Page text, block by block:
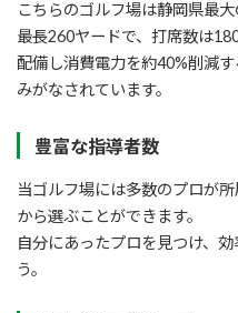
こちらのゴルフ場は静岡県最大
最長260ヤードで、打席数は
配備し消費電力を約40%削減
みがなされています。
豊富な指導者数
当ゴルフ場には多数のプロが
から選ぶことができます。
自分にあったプロを見つけ、
う。